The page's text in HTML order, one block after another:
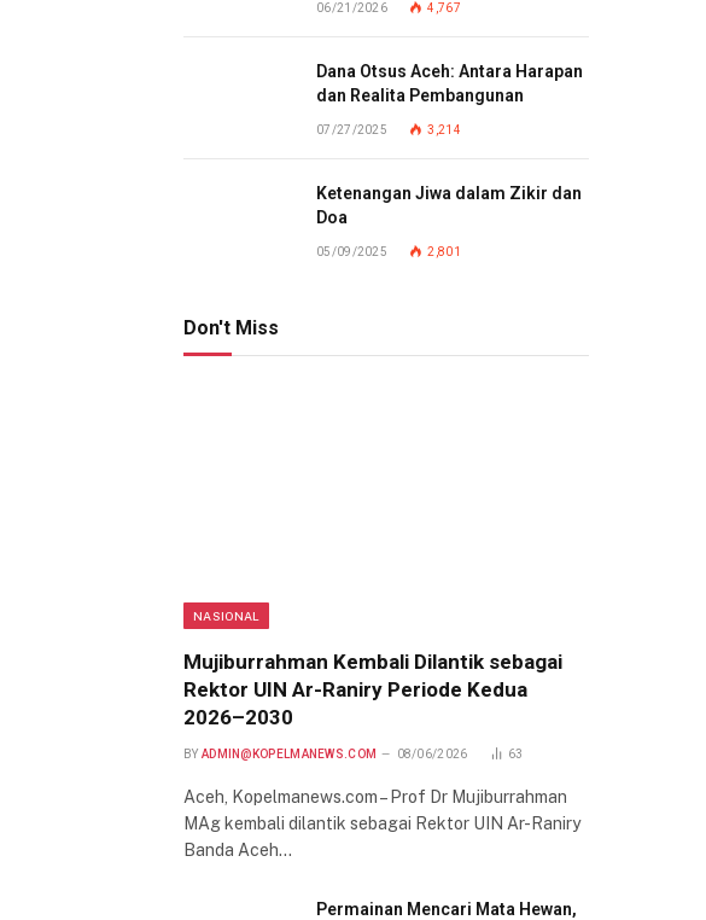
06/21/2026 4,767
Dana Otsus Aceh: Antara Harapan
dan Realita Pembangunan
07/27/2025 3,214
Ketenangan Jiwa dalam Zikir dan
Doa
05/09/2025 2,801
Don't Miss
NASIONAL
Mujiburrahman Kembali Dilantik sebagai
Rektor UIN Ar-Raniry Periode Kedua
2026–2030
BY ADMIN@KOPELMANEWS.COM 08/06/2026 63
Aceh, Kopelmanews.com – Prof Dr Mujiburrahman
MAg kembali dilantik sebagai Rektor UIN Ar-Raniry
Banda Aceh…
Permainan Mencari Mata Hewan,